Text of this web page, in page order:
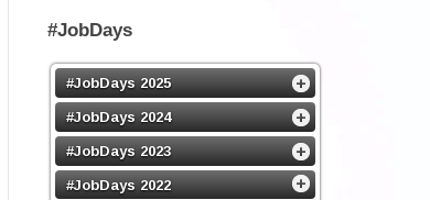
#JobDays
#JobDays 2025
#JobDays 2024
#JobDays 2023
#JobDays 2022